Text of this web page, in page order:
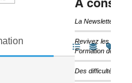
La Newsletter
Revivez les temps
Formation de l’IHF
Des difficultés